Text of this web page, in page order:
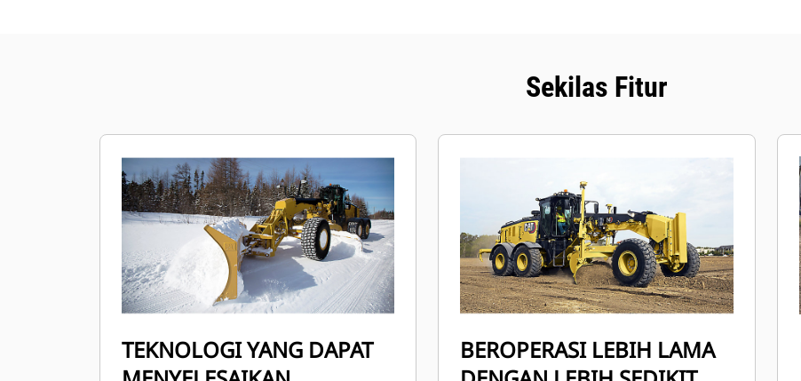
Sekilas Fitur
TEKNOLOGI YANG DAPAT
BEROPERASI LEBIH LAMA